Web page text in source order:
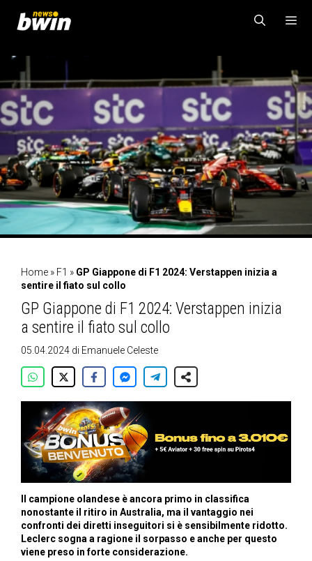
contenuto
Home » F1 » GP Giappone di F1 2024: Verstappen inizia a
sentire il fiato sul collo
GP Giappone di F1 2024: Verstappen inizia
a sentire il fiato sul collo
05.04.2024 di Emanuele Celeste
Il campione olandese è ancora primo in classifica
nonostante il ritiro in Australia, ma il vantaggio nei
confronti dei diretti inseguitori si è sensibilmente ridotto.
Leclerc sogna a ragione il sorpasso e anche per questo
viene preso in forte considerazione.